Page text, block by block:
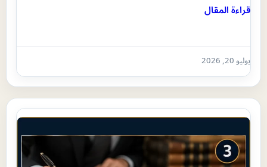
قراءة المقال
يوليو 20, 2026